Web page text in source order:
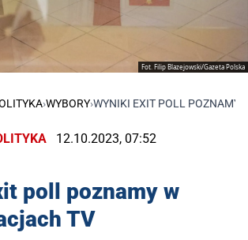
Fot. Filip Blazejowski/Gazeta Polska
›WYBORY›WYNIKI EXIT POLL POZNAMY
12.10.2023, 07:52
poll poznamy w
TV